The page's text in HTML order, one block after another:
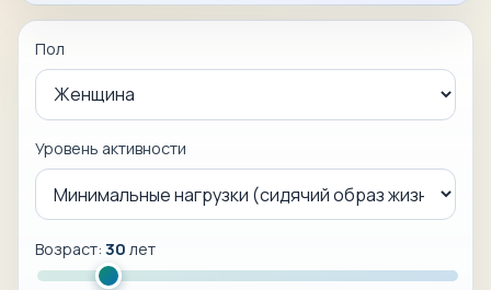
Пол
Уровень активности
Возраст:30 лет